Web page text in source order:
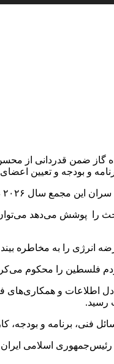
ضمن قدردانی از
و بودجه و تعیین
را پوشش می‌دهد
انرژی را به مخاطره
مردم فلسطین را محکوم
و همکاری‌های فنی
رسید.
فنی، برنامه و بودجه،
اسلامی